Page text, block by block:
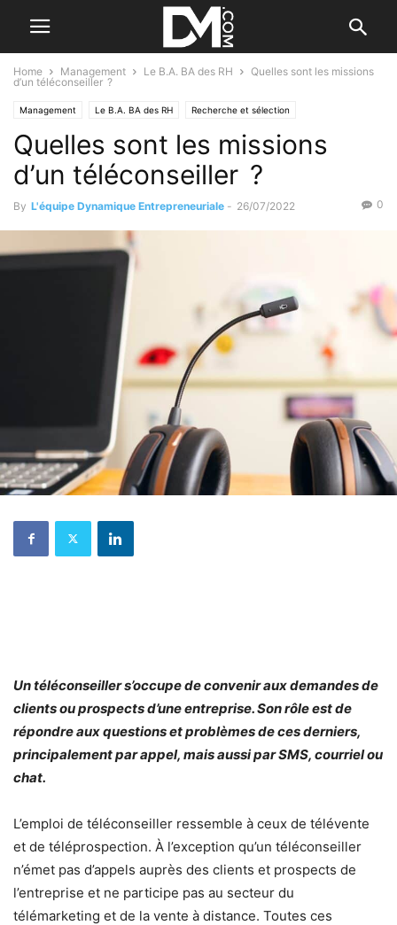
Home Management Le B.A. BA des RH
Quelles sont les missions
d’un téléconseiller ?
Management Le B.A. BA des RH Recherche et sélection
Quelles sont les missions
d’un téléconseiller ?
By L'équipe Dynamique Entrepreneuriale - 26/07/2022 0
Un téléconseiller s’occupe de convenir aux demandes de
clients ou prospects d’une entreprise. Son rôle est de
répondre aux questions et problèmes de ces derniers,
principalement par appel, mais aussi par SMS, courriel ou
chat.
L’emploi de téléconseiller ressemble à ceux de télévente
et de téléprospection. À l’exception qu’un téléconseiller
n’émet pas d’appels auprès des clients et prospects de
l’entreprise et ne participe pas au secteur du
télémarketing et de la vente à distance. Toutes ces